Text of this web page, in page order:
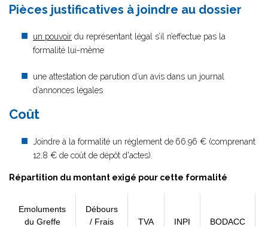
Pièces justificatives à joindre au dossier
un pouvoir du représentant légal s’il n’effectue pas la
formalité lui-même
une attestation de parution d’un avis dans un journal
d’annonces légales
Coût
Joindre à la formalité un règlement de 66.96 € (comprenant
12,8 € de coût de dépôt d'actes).
Répartition du montant exigé pour cette formalité
Emoluments
du Greffe
Débours
/ Frais
TVA INPI BODACC